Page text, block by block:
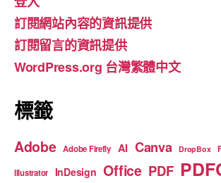
b
o
o
k
a
m
u
b
e
訂閱網站內容的資訊提供
訂閱留言的資訊提供
WordPress.org 台灣繁體中文
標籤
Adobe Adobe Firefly AI Canva DropBox
Illustrator InDesign Office PDF